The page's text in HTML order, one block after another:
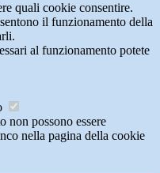
quali cookie consentire.
il funzionamento della
al funzionamento potete
non possono essere
nella pagina della cookie